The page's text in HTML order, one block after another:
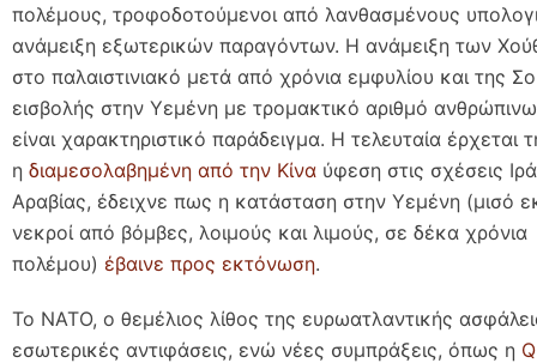
πολέμους, τροφοδοτούμενοι από λανθασμένους
ανάμειξη εξωτερικών παραγόντων. Η ανάμειξη των
στο παλαιστινιακό μετά από χρόνια εμφυλίου και της
εισβολής στην Υεμένη με τρομακτικό αριθμό
είναι χαρακτηριστικό παράδειγμα. Η τελευταία έρχεται
η διαμεσολαβημένη από την Κίνα ύφεση στις σχέσεις
Αραβίας, έδειχνε πως η κατάσταση στην Υεμένη (μισό
νεκροί από βόμβες, λοιμούς και λιμούς, σε δέκα χρόνια
πολέμου) έβαινε προς εκτόνωση.
Το ΝΑΤΟ, ο θεμέλιος λίθος της ευρωατλαντικής
εσωτερικές αντιφάσεις, ενώ νέες συμπράξεις, όπως η